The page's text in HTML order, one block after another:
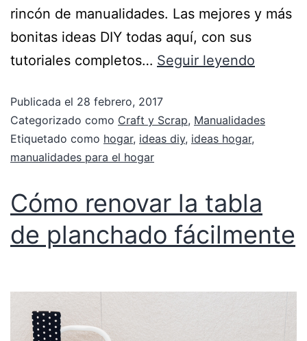
rincón de manualidades. Las mejores y más
bonitas ideas DIY todas aquí, con sus
tutoriales completos… Seguir leyendo
Publicada el 28 febrero, 2017
Categorizado como Craft y Scrap, Manualidades
Etiquetado como hogar, ideas diy, ideas hogar,
manualidades para el hogar
Cómo renovar la tabla
de planchado fácilmente